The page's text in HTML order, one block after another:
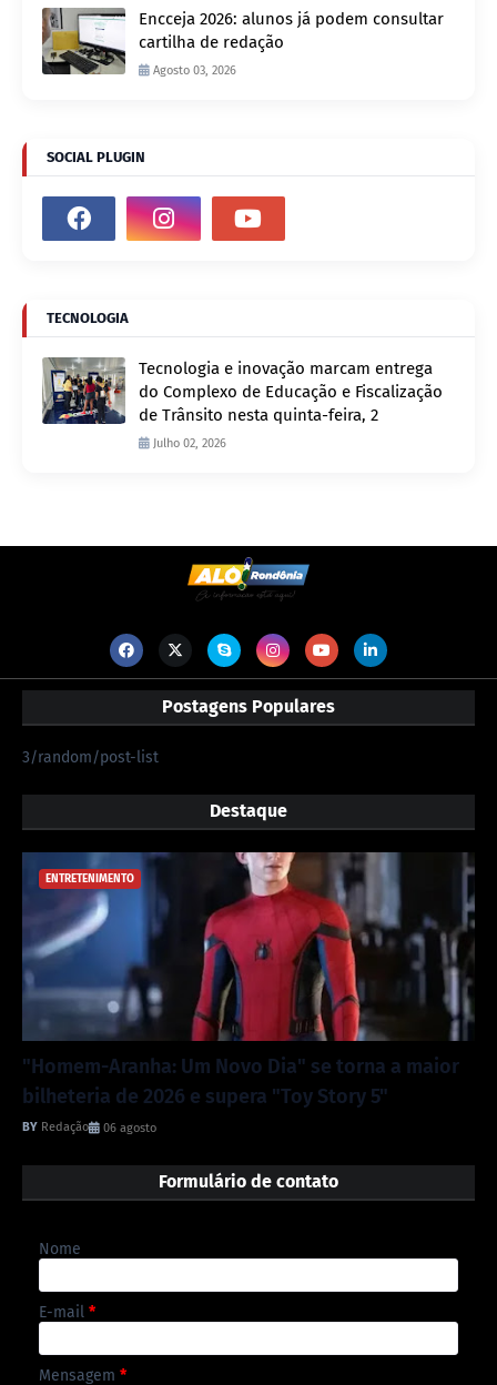
Encceja 2026: alunos já podem consultar
cartilha de redação
Agosto 03, 2026
SOCIAL PLUGIN
TECNOLOGIA
Tecnologia e inovação marcam entrega
do Complexo de Educação e Fiscalização
de Trânsito nesta quinta-feira, 2
Julho 02, 2026
Postagens Populares
3/random/post-list
Destaque
ENTRETENIMENTO
"Homem-Aranha: Um Novo Dia" se torna a maior
bilheteria de 2026 e supera "Toy Story 5"
Redação 06 agosto
Formulário de contato
Nome
E-mail *
Mensagem *